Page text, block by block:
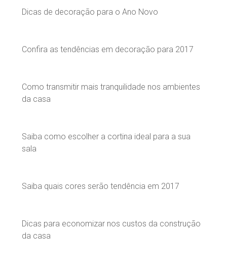
Dicas de decoração para o Ano Novo
Confira as tendências em decoração para 2017
Como transmitir mais tranquilidade nos ambientes
da casa
Saiba como escolher a cortina ideal para a sua
sala
Saiba quais cores serão tendência em 2017
Dicas para economizar nos custos da construção
da casa